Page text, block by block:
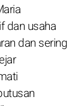
dan usaha
dan sering